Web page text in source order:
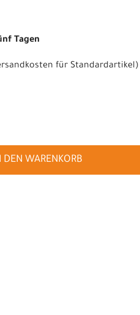
Tagen
für Standardartikel)
DEN WARENKORB